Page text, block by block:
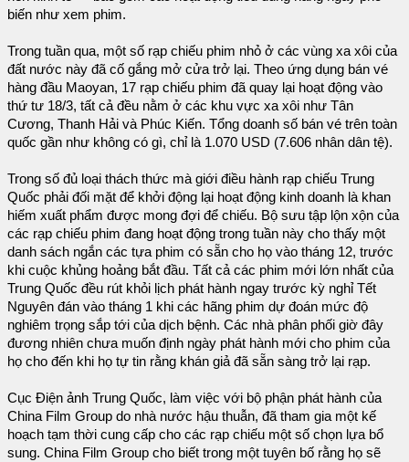
biến như xem phim.
Trong tuần qua, một số rạp chiếu phim nhỏ ở các vùng xa xôi của
đất nước này đã cố gắng mở cửa trở lại. Theo ứng dụng bán vé
hàng đầu Maoyan, 17 rạp chiếu phim đã quay lại hoạt động vào
thứ tư 18/3, tất cả đều nằm ở các khu vực xa xôi như Tân
Cương, Thanh Hải và Phúc Kiến. Tổng doanh số bán vé trên toàn
quốc gần như không có gì, chỉ là 1.070 USD (7.606 nhân dân tệ).
Trong số đủ loại thách thức mà giới điều hành rạp chiếu Trung
Quốc phải đối mặt để khởi động lại hoạt động kinh doanh là khan
hiếm xuất phẩm được mong đợi để chiếu. Bộ sưu tập lộn xộn của
các rạp chiếu phim đang hoạt động trong tuần này cho thấy một
danh sách ngắn các tựa phim có sẵn cho họ vào tháng 12, trước
khi cuộc khủng hoảng bắt đầu. Tất cả các phim mới lớn nhất của
Trung Quốc đều rút khỏi lịch phát hành ngay trước kỳ nghỉ Tết
Nguyên đán vào tháng 1 khi các hãng phim dự đoán mức độ
nghiêm trọng sắp tới của dịch bệnh. Các nhà phân phối giờ đây
đương nhiên chưa muốn định ngày phát hành mới cho phim của
họ cho đến khi họ tự tin rằng khán giả đã sẵn sàng trở lại rạp.
Cục Điện ảnh Trung Quốc, làm việc với bộ phận phát hành của
China Film Group do nhà nước hậu thuẫn, đã tham gia một kế
hoạch tạm thời cung cấp cho các rạp chiếu một số chọn lựa bổ
sung. China Film Group cho biết trong một tuyên bố rằng họ sẽ